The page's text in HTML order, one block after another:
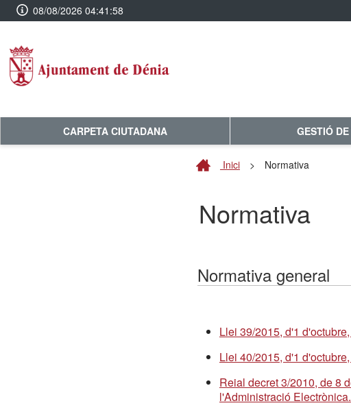
08/08/2026 04:41:58
CARPETA CIUTADANA GESTIÓ
Inici > Normativa
Normativa
Normativa general
Llei 39/2015, d'1
Llei 40/2015, d'1
Reial decret 3/2010, de 8
l'Administració Electrònica.